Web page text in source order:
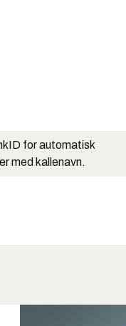
for automatisk
med kallenavn.